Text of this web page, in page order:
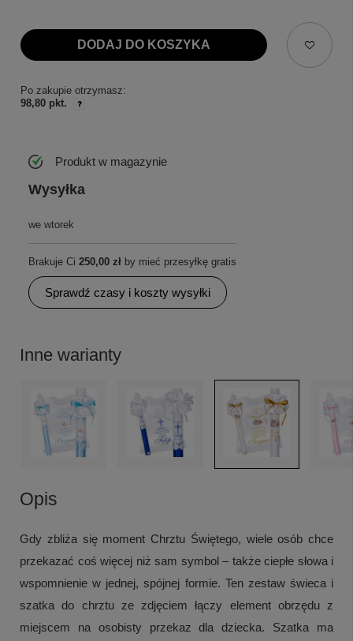
DODAJ DO KOSZYKA
Po zakupie otrzymasz:
98,80 pkt.
Produkt w magazynie
Wysyłka
we wtorek
Brakuje Ci 250,00 zł by mieć przesyłkę gratis
Sprawdź czasy i koszty wysyłki
Inne warianty
Opis
Gdy zbliża się moment Chrztu Świętego, wiele osób chce
przekazać coś więcej niż sam symbol – także ciepłe słowa i
wspomnienie w jednej, spójnej formie. Ten zestaw świeca i
szatka do chrztu ze zdjęciem łączy element obrzędu z
miejscem na osobisty przekaz dla dziecka. Szatka ma